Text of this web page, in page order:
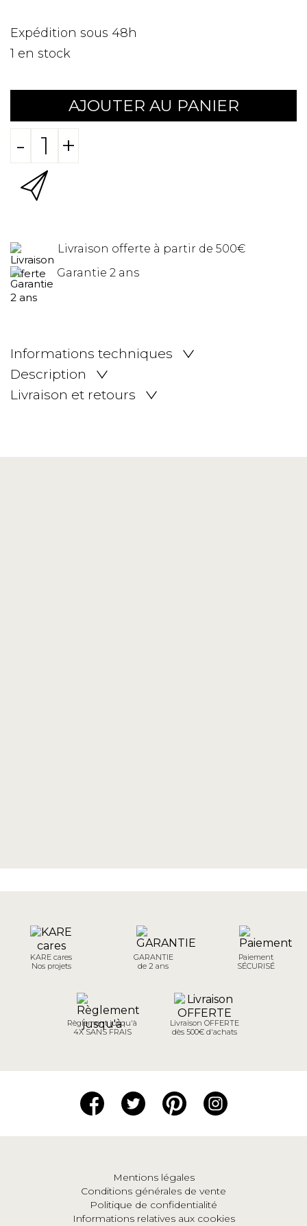
Expédition sous 48h
1 en stock
AJOUTER AU PANIER
- +
Livraison offerte à partir de 500€
Garantie 2 ans
Informations techniques
Description
Livraison et retours
KARE cares
Nos projets
GARANTIE
de 2 ans
Paiement
SÉCURISÉ
Règlement jusqu'à
4X SANS FRAIS
Livraison OFFERTE
dès 500€ d'achats
Mentions légales
Conditions générales de vente
Politique de confidentialité
Informations relatives aux cookies